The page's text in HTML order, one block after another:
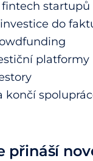
fintech startupů
do
platformy
končí
přináší